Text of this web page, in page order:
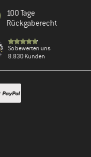
100 Tage
Rückgaberecht
So bewerten uns
8.830 Kunden